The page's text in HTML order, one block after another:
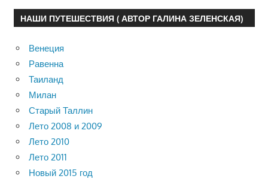
НАШИ ПУТЕШЕСТВИЯ ( АВТОР ГАЛИНА ЗЕЛЕНСКАЯ)
Венеция
Равенна
Таиланд
Милан
Старый Таллин
Лето 2008 и 2009
Лето 2010
Лето 2011
Новый 2015 год